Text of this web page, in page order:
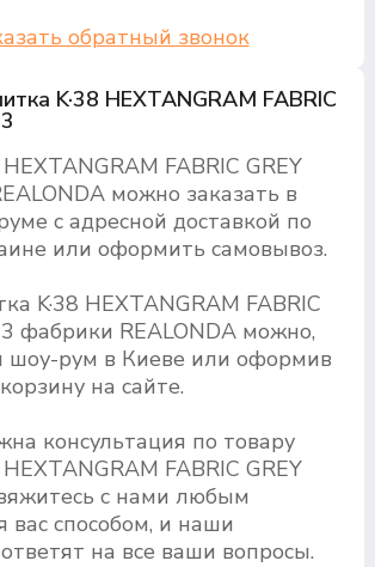
K·38 HEXTANGRAM FABRIC
FABRIC GREY
можно заказать в
с адресной доставкой по
или оформить самовывоз.
K·38 HEXTANGRAM FABRIC
фабрики REALONDA можно,
шоу-рум в Киеве или оформив
на сайте.
консультация по товару
FABRIC GREY
с нами любым
способом, и наши
на все ваши вопросы.
обратный звонок